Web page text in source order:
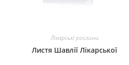
Лікарські рослини
Листя Шавлії Лікарської